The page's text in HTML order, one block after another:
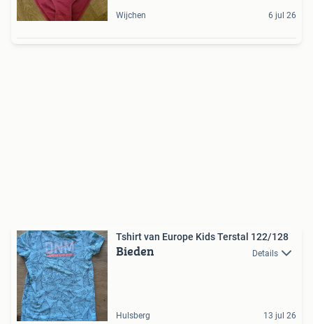
Wijchen 6 jul 26
Tshirt van Europe Kids Terstal 122/128
Bieden Details
Hulsberg 13 jul 26